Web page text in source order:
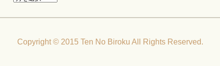
Copyright © 2015 Ten No Biroku All Rights Reserved.